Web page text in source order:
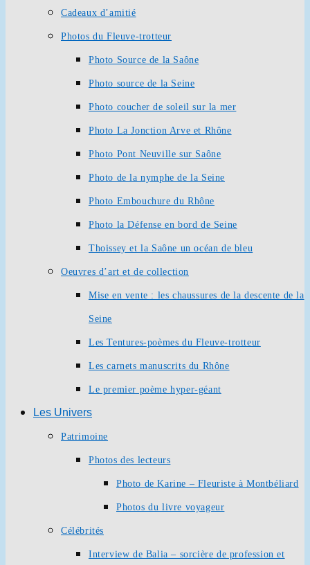
Cadeaux d’amitié
Photos du Fleuve-trotteur
Photo Source de la Saône
Photo source de la Seine
Photo coucher de soleil sur la mer
Photo La Jonction Arve et Rhône
Photo Pont Neuville sur Saône
Photo de la nymphe de la Seine
Photo Embouchure du Rhône
Photo la Défense en bord de Seine
Thoissey et la Saône un océan de bleu
Oeuvres d’art et de collection
Mise en vente : les chaussures de la descente de la
Seine
Les Tentures-poèmes du Fleuve-trotteur
Les carnets manuscrits du Rhône
Le premier poème hyper-géant
Les Univers
Patrimoine
Photos des lecteurs
Photo de Karine – Fleuriste à Montbéliard
Photos du livre voyageur
Célébrités
Interview de Balia – sorcière de profession et